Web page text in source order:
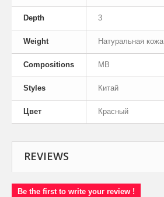
Depth 3
Weight Натуральная кожа
Compositions MB
Styles Китай
Цвет Красный
REVIEWS
Be the first to write your review !